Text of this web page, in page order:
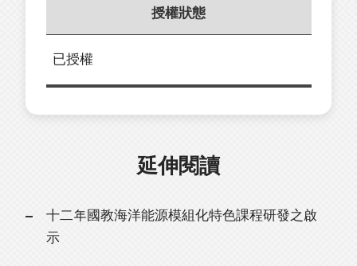
授權狀態
已授權
延伸閱讀
十二年國教海洋能源模組化特色課程研發之啟
示